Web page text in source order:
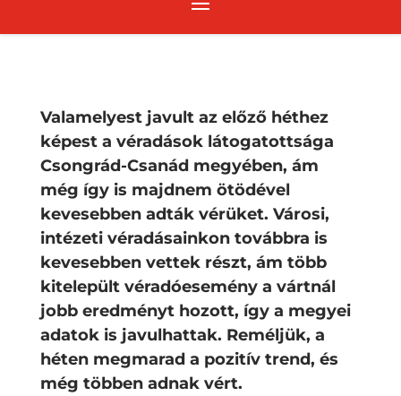
Valamelyest javult az előző héthez
képest a véradások látogatottsága
Csongrád-Csanád megyében, ám
még így is majdnem ötödével
kevesebben adták vérüket. Városi,
intézeti véradásainkon továbbra is
kevesebben vettek részt, ám több
kitelepült véradóesemény a vártnál
jobb eredményt hozott, így a megyei
adatok is javulhattak. Reméljük, a
héten megmarad a pozitív trend, és
még többen adnak vért.